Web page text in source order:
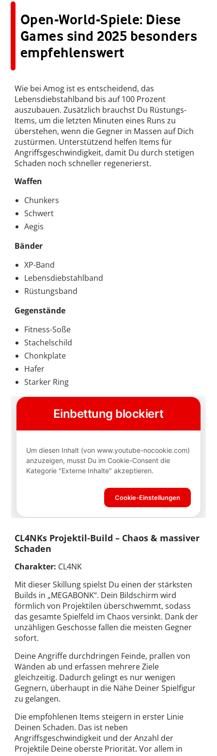
Open-World-Spiele: Diese
Games sind 2025 besonders
empfehlenswert
Wie bei Amog ist es entscheidend, das
Lebensdiebstahlband bis auf 100 Prozent
auszubauen. Zusätzlich brauchst Du Rüstungs-
Items, um die letzten Minuten eines Runs zu
überstehen, wenn die Gegner in Massen auf Dich
zustürmen. Unterstützend helfen Items für
Angriffsgeschwindigkeit, damit Du durch stetigen
Schaden noch schneller regenerierst.
Waffen
Chunkers
Schwert
Aegis
Bänder
XP-Band
Lebensdiebstahlband
Rüstungsband
Gegenstände
Fitness-Soße
Stachelschild
Chonkplate
Hafer
Starker Ring
CL4NKs Projektil-Build – Chaos & massiver
Schaden
Charakter: CL4NK
Mit dieser Skillung spielst Du einen der stärksten
Builds in „MEGABONK“. Dein Bildschirm wird
förmlich von Projektilen überschwemmt, sodass
das gesamte Spielfeld im Chaos versinkt. Dank der
unzähligen Geschosse fallen die meisten Gegner
sofort.
Deine Angriffe durchdringen Feinde, prallen von
Wänden ab und erfassen mehrere Ziele
gleichzeitig. Dadurch gelingt es nur wenigen
Gegnern, überhaupt in die Nähe Deiner Spielfigur
zu gelangen.
Die empfohlenen Items steigern in erster Linie
Deinen Schaden. Das ist neben
Angriffsgeschwindigkeit und der Anzahl der
Projektile Deine oberste Priorität. Vor allem in